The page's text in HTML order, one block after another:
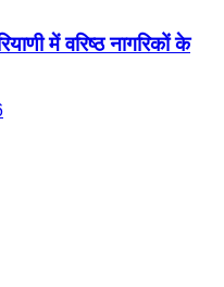
में वरिष्ठ नागरिकों के